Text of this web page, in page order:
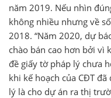
năm 2019. Nếu nhìn
không nhiều nhưng về
2018. “Năm 2020, dự
chào bán cao hơn bởi vì
đề giấy tờ pháp lý chưa
khi kế hoạch của CĐT
lý là cho dự án ra thị